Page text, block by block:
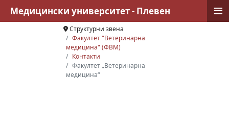
Структурни звена
Факултет "Ветеринарна
медицина" (ФВМ)
Контакти
Факултет „Ветеринарна
медицина“
Медицински университет - Плевен ≡